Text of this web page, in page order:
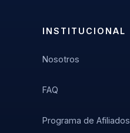
INSTITUCIONAL
Nosotros
FAQ
Programa de Afiliados